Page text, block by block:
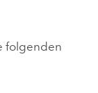
folgenden